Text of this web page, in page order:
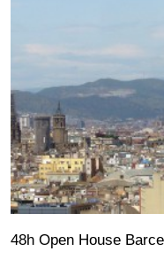
48h Open House